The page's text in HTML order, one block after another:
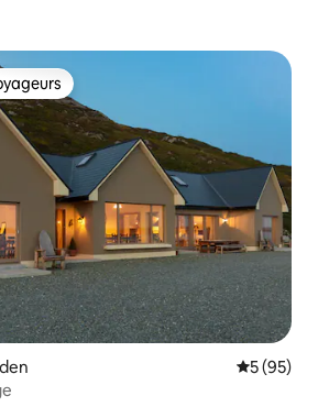
les plus appréciés
5 (95)